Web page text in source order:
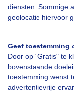
diensten. Sommige
geolocatie hiervoor
Geef toestemming
Door op "Gratis" te
bovenstaande
toestemming wenst
advertentievrije
Contact
Toegankelijkheid